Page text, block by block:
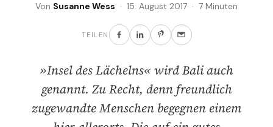
Von Susanne Wess · 15. August 2017 · 7 Minuten
TEILEN
»Insel des Lächelns« wird Bali auch
genannt. Zu Recht, denn freundlich
zugewandte Menschen begegnen einem